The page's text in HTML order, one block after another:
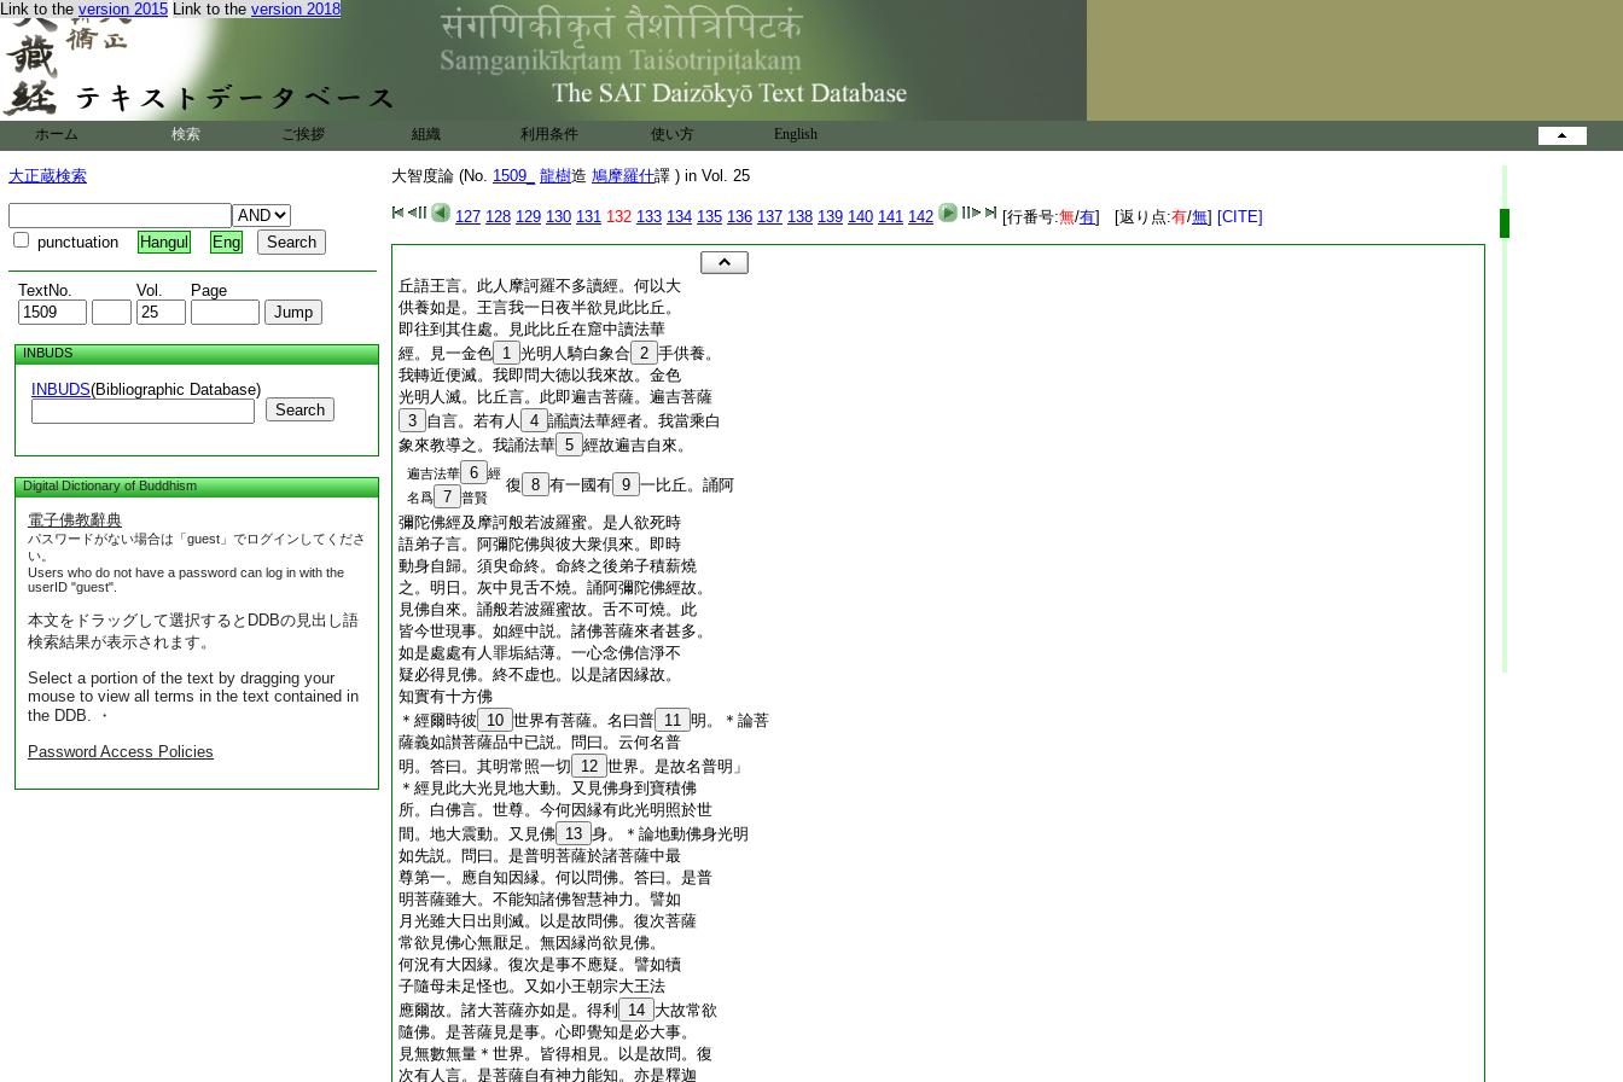
Link to the version 2015 Link to the version 2018
ホーム 検索 ご挨拶 組織 利用条件 使い方 English
大正蔵検索
punctuation Hangul Eng
TextNo. Vol. Page
INBUDS
INBUDS(Bibliographic Database)
Search
Digital Dictionary of Buddhism
電子佛教辭典
パスワードがない場合は「guest」でログインしてくださ
い。
Users who do not have a password can log in with the
userID "guest".
本文をドラッグして選択するとDDBの見出し語
検索結果が表示されます。
Select a portion of the text by dragging your
mouse to view all terms in the text contained in
the DDB. ・
Password Access Policies
大智度論 (No. 1509_ 龍樹造 鳩摩羅什譯 ) in Vol. 25
127 128 129 130 131 132 133 134 135 136 137 138 139 140 141 142 [行番号:無/有] [返り点:有/無] [CITE]
丘語王言。此人摩訶羅不多讀經。何以大
供養如是。王言我一日夜半欲見此比丘。
即往到其住處。見此比丘在窟中讀法華
經。見一金色 1 光明人騎白象合 2 手供養。
我轉近便滅。我即問大徳以我來故。金色
光明人滅。比丘言。此即遍吉菩薩。遍吉菩薩
3 自言。若有人 4 誦讀法華經者。我當乘白
象來教導之。我誦法華 5 經故遍吉自來。
遍吉法華 6
經
名爲
7 普賢
復 8 有一國有 9 一比丘。誦阿
彌陀佛經及摩訶般若波羅蜜。是人欲死時
語弟子言。阿彌陀佛與彼大衆倶來。即時
動身自歸。須臾命終。命終之後弟子積薪燒
之。明日。灰中見舌不燒。誦阿彌陀佛經故。
見佛自來。誦般若波羅蜜故。舌不可燒。此
皆今世現事。如經中説。諸佛菩薩來者甚多。
如是處處有人罪垢結薄。一心念佛信淨不
疑必得見佛。終不虚也。以是諸因縁故。
知實有十方佛
＊ 經爾時彼 10 世界有菩薩。名曰普 11 明。＊ 論菩
薩義如讃菩薩品中已説。問曰。云何名普
明。答曰。其明常照一切
12 世界。是故名普明」
＊ 經見此大光見地大動。又見佛身到寶積佛
所。白佛言。世尊。今何因縁有此光明照於世
間。地大震動。又見佛 13 身。＊ 論地動佛身光明
如先説。問曰。是普明菩薩於諸菩薩中最
尊第一。應自知因縁。何以問佛。答曰。是普
明菩薩雖大。不能知諸佛智慧神力。譬如
月光雖大日出則滅。以是故問佛。復次菩薩
常欲見佛心無厭足。無因縁尚欲見佛。
何況有大因縁。復次是事不應疑。譬如犢
子隨母未足怪也。又如小王朝宗大王法
應爾故。諸大菩薩亦如是。得利
14 大故常欲
隨佛。是菩薩見是事。心即覺知是必大事。
見無數無量＊世界。皆得相見。以是故問。復
次有人言。是菩薩自有神力能知。亦是釋迦